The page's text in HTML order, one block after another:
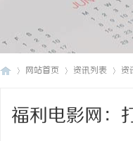
网站首页 资讯列表 资
福利电影网：